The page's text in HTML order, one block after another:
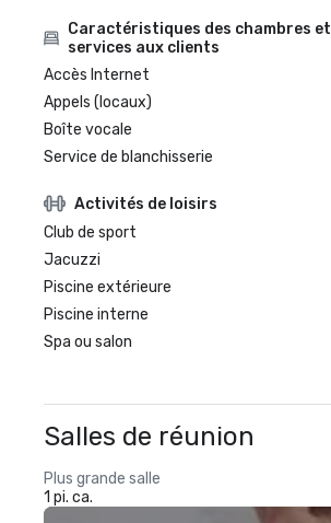
Caractéristiques des chambres et
services aux clients
Accès Internet
Appels (locaux)
Boîte vocale
Service de blanchisserie
Activités de loisirs
Club de sport
Jacuzzi
Piscine extérieure
Piscine interne
Spa ou salon
Salles de réunion
Plus grande salle
1 pi. ca.